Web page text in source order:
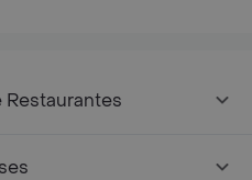
Restaurantes